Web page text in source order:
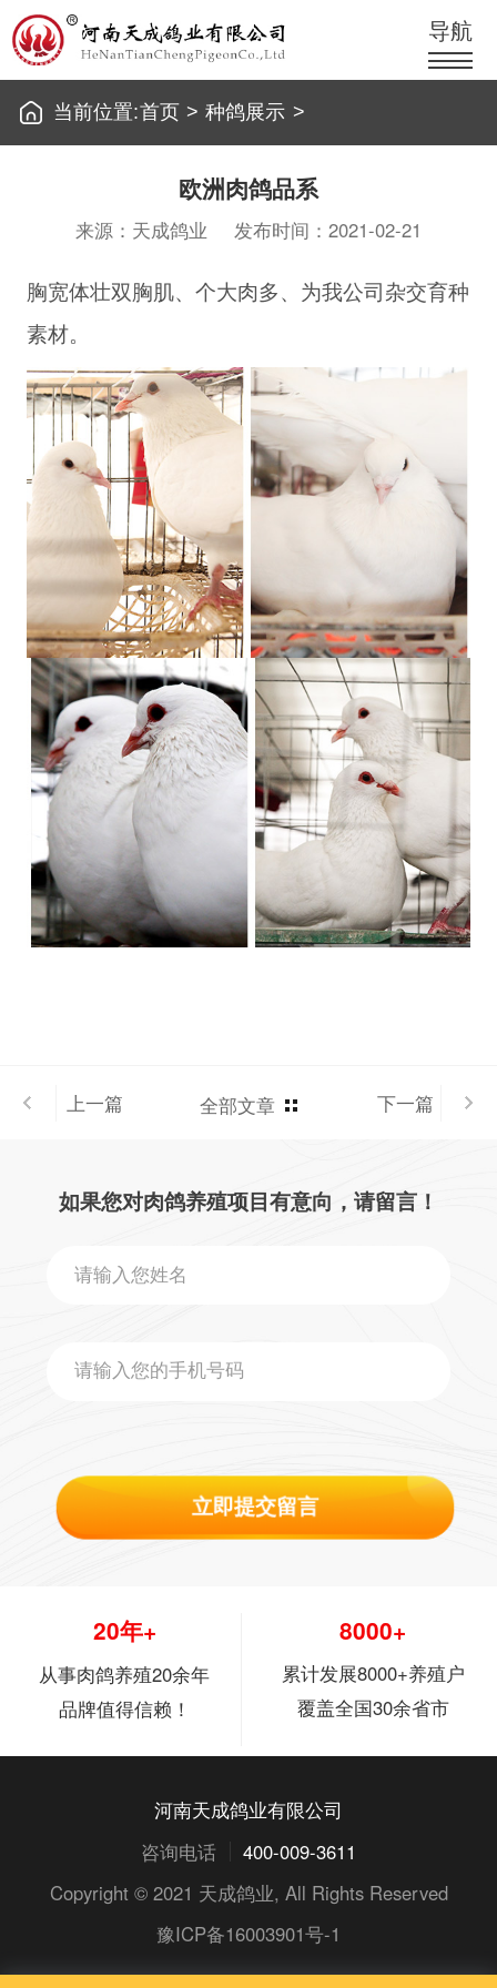
导航
当前位置:首页 > 种鸽展示 >
欧洲肉鸽品系
来源：天成鸽业 发布时间：2021-02-21
胸宽体壮双胸肌、个大肉多、为我公司杂交育种
素材。
上一篇 全部文章 下一篇
如果您对肉鸽养殖项目有意向，请留言！
立即提交留言
20年+
从事肉鸽养殖20余年
品牌值得信赖！
8000+
累计发展8000+养殖户
覆盖全国30余省市
河南天成鸽业有限公司
咨询电话
400-009-3611
Copyright © 2021 天成鸽业, All Rights Reserved
豫ICP备16003901号-1